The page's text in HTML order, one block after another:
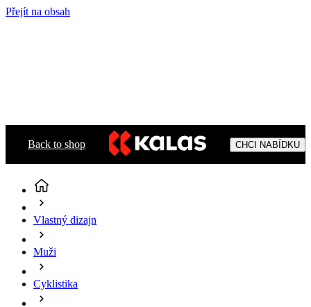
Přejít na obsah
Back to shop CHCI NABÍDKU
Vlastný dizajn
Muži
Cyklistika